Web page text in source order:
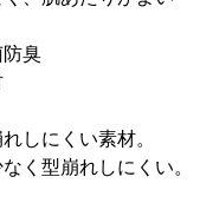
臭
しにくい素材。
く型崩れしにくい。